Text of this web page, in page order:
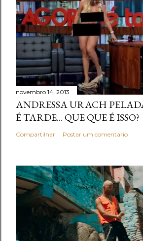
novembro 14, 2013
ANDRESSA URACH
É TARDE... QUE QUE É ISSO?
Compartilhar Postar um comentário